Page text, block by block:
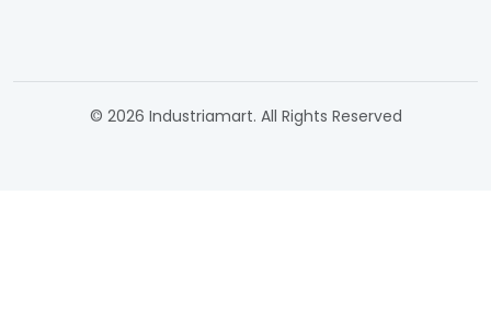
© 2026 Industriamart. All Rights Reserved